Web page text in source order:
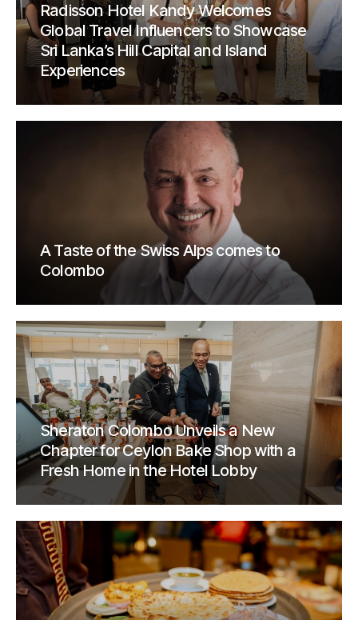
Radisson Hotel Kandy Welcomes
Global Travel Influencers to Showcase
Sri Lanka’s Hill Capital and Island
Experiences
A Taste of the Swiss Alps comes to
Colombo
Sheraton Colombo Unveils a New
Chapter for Ceylon Bake Shop with a
Fresh Home in the Hotel Lobby